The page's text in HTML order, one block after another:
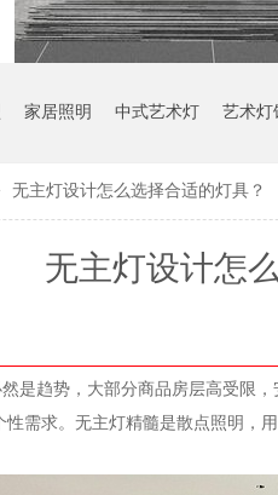
家居照明 中式艺术灯 艺术灯
无主灯设计怎么选择合适的灯具？
无主灯设计怎么
，大部分商品房层高受限，
需求。无主灯精髓是散点照明，用